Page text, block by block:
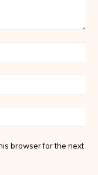
browser for the next